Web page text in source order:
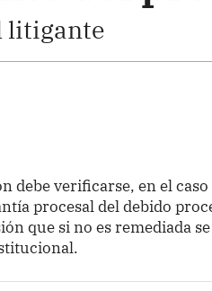
litigante
debe verificarse, en el caso
procesal del debido
que si no es remediada se